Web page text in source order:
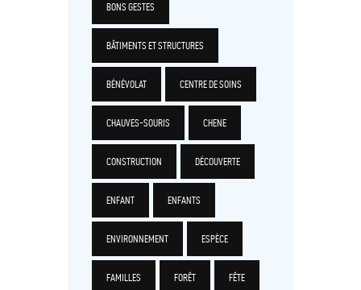
BONS GESTES
BÂTIMENTS ET STRUCTURES
BÉNÉVOLAT CENTRE DE SOINS
CHAUVES-SOURIS CHENE
CONSTRUCTION DÉCOUVERTE
ENFANT ENFANTS
ENVIRONNEMENT ESPÈCE
FAMILLES FORÊT FÊTE